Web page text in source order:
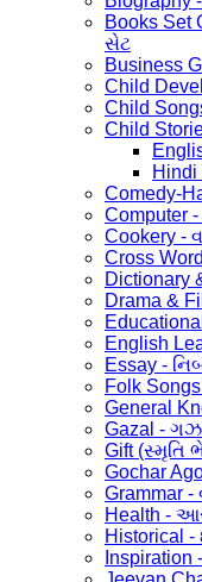
Books Set
સેટ
Business
Child
Child
Child
Hindi
Comedy-
Computer
Cookery -
Cross
Dictionary
Drama &
English
Essay -
Folk
General
Gazal -
Gift (સ્મૃતિ
Gochar
Grammar -
Health -
Historical -
Inspiration